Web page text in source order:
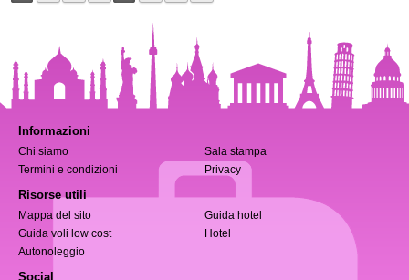
Informazioni
Chi siamo
Sala stampa
Termini e condizioni
Privacy
Risorse utili
Mappa del sito
Guida hotel
Guida voli low cost
Hotel
Autonoleggio
Social